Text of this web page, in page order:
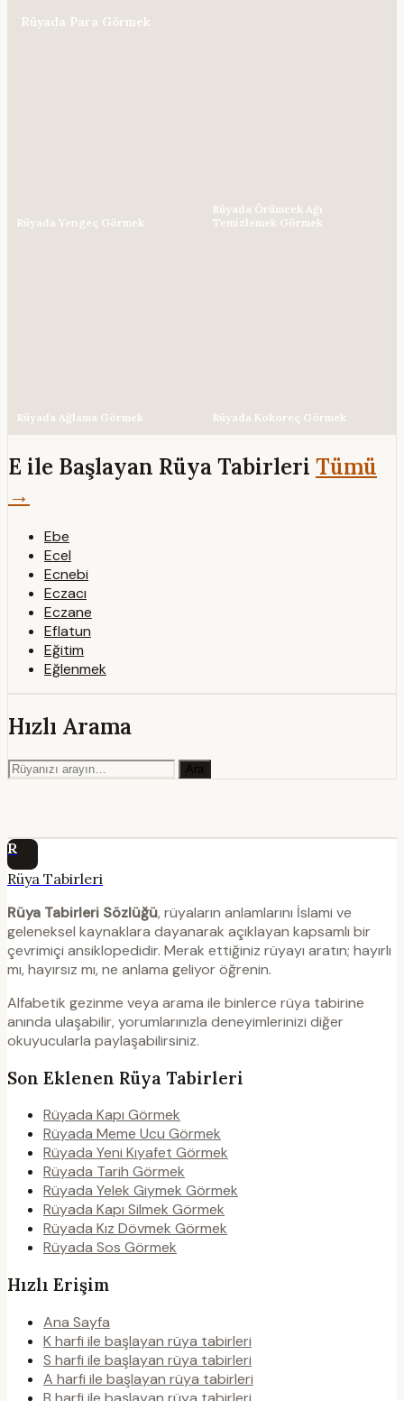
Rüyada Para Görmek
Rüyada Yengeç Görmek
Rüyada Örümcek Ağı
Temizlemek Görmek
Rüyada Ağlama Görmek Rüyada Kokoreç Görmek
E ile Başlayan Rüya Tabirleri Tümü
→
Ebe
Ecel
Ecnebi
Eczacı
Eczane
Eflatun
Eğitim
Eğlenmek
Hızlı Arama
Ara
R
Rüya Tabirleri
Rüya Tabirleri Sözlüğü, rüyaların anlamlarını İslami ve
geleneksel kaynaklara dayanarak açıklayan kapsamlı bir
çevrimiçi ansiklopedidir. Merak ettiğiniz rüyayı aratın; hayırlı
mı, hayırsız mı, ne anlama geliyor öğrenin.
Alfabetik gezinme veya arama ile binlerce rüya tabirine
anında ulaşabilir, yorumlarınızla deneyimlerinizi diğer
okuyucularla paylaşabilirsiniz.
Son Eklenen Rüya Tabirleri
Rüyada Kapı Görmek
Rüyada Meme Ucu Görmek
Rüyada Yeni Kıyafet Görmek
Rüyada Tarih Görmek
Rüyada Yelek Giymek Görmek
Rüyada Kapı Silmek Görmek
Rüyada Kız Dövmek Görmek
Rüyada Sos Görmek
Hızlı Erişim
Ana Sayfa
K harfi ile başlayan rüya tabirleri
S harfi ile başlayan rüya tabirleri
A harfi ile başlayan rüya tabirleri